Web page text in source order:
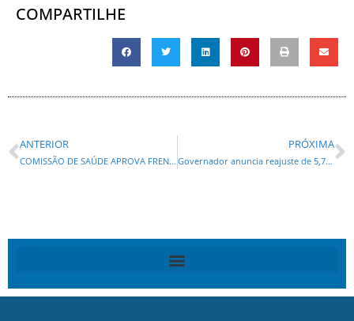
COMPARTILHE
ANTERIOR
COMISSÃO DE SAÚDE APROVA FRENTE PARLAMENTAR DA MEDICINA PROPOSTA POR NEY LEPREVOST
PRÓXIMA
Governador anuncia reajuste de 5,79% para servidores e novo piso dos professores